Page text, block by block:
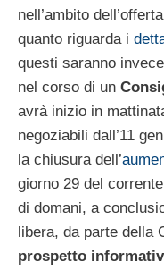
nell’ambito
quanto riguarda i
questi saranno
nel corso di un
avrà inizio in
negoziabili dall’11
la chiusura dell’
giorno 29 del
di domani, a
libera, da parte della
prospetto